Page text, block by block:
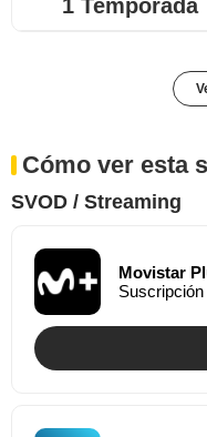
1 Temporada
Cómo ver esta
SVOD / Streaming
Movistar
Suscripción